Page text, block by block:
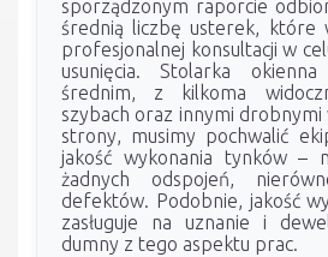
sporządzonym raporcie
średnią liczbę usterek, które
profesjonalnej konsultacji w
usunięcia. Stolarka
średnim, z kilkoma
szybach oraz innymi drobnymi
strony, musimy pochwalić
jakość wykonania tynków –
żadnych odspojeń,
defektów. Podobnie, jakość
zasługuje na uznanie i
dumny z tego aspektu prac.